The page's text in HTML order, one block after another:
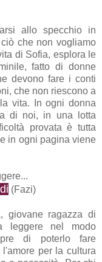
allo specchio in
che non vogliamo
di Sofia, esplora le
fatto di donne
devono fare i conti
che non riescono a
vita. In ogni donna
di noi, in una lotta
provata è tutta
in ogni pagina viene
(Fazi)
giovane ragazza di
leggere nel modo
di poterlo fare
per la cultura